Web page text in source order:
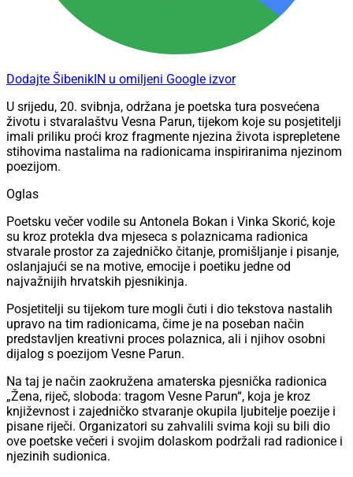
Dodajte ŠibenikIN u omiljeni Google izvor
U srijedu, 20. svibnja, održana je poetska tura posvećena
životu i stvaralaštvu Vesna Parun, tijekom koje su posjetitelji
imali priliku proći kroz fragmente njezina života isprepletene
stihovima nastalima na radionicama inspiriranima njezinom
poezijom.
Oglas
Poetsku večer vodile su Antonela Bokan i Vinka Skorić, koje
su kroz protekla dva mjeseca s polaznicama radionica
stvarale prostor za zajedničko čitanje, promišljanje i pisanje,
oslanjajući se na motive, emocije i poetiku jedne od
najvažnijih hrvatskih pjesnikinja.
Posjetitelji su tijekom ture mogli čuti i dio tekstova nastalih
upravo na tim radionicama, čime je na poseban način
predstavljen kreativni proces polaznica, ali i njihov osobni
dijalog s poezijom Vesne Parun.
Na taj je način zaokružena amaterska pjesnička radionica
„Žena, riječ, sloboda: tragom Vesne Parun“, koja je kroz
književnost i zajedničko stvaranje okupila ljubitelje poezije i
pisane riječi. Organizatori su zahvalili svima koji su bili dio
ove poetske večeri i svojim dolaskom podržali rad radionice i
njezinih sudionica.